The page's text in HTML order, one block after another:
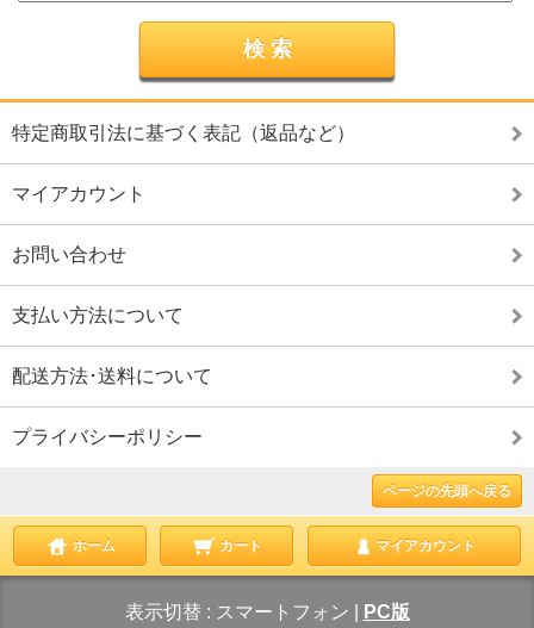
特定商取引法に基づく表記（返品など）
マイアカウント
お問い合わせ
支払い方法について
配送方法･送料について
プライバシーポリシー
ページの先頭へ戻る
ホーム カート マイアカウント
表示切替 : スマートフォン PC版